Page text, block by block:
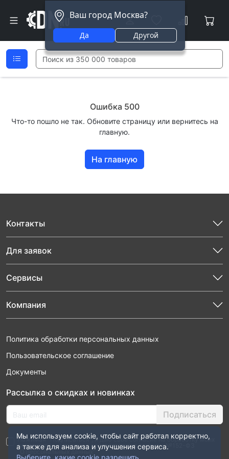
Ваш город Москва?
Да Другой
Ошибка 500
Что-то пошло не так. Обновите страницу или вернитесь на
главную.
На главную
Контакты
Для заявок
Сервисы
Компания
Политика обработки персональных данных
Пользовательское соглашение
Документы
Рассылка о скидках и новинках
Подписаться
Нажимая “Подписаться”, я даю свое согласие на обработку моих
персональных данных в соответствии с законом №152-ФЗ
“О персональных данных”
Мы используем cookie, чтобы сайт работал корректно,
а также для анализа и улучшения сервиса.
Выберите, какие cookie разрешить